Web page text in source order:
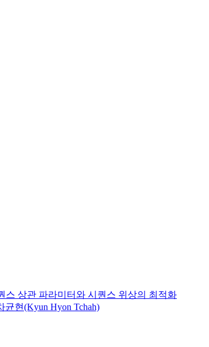
스 상관 파라미터와 시퀀스 위상의 최적화
균현(Kyun Hyon Tchah)